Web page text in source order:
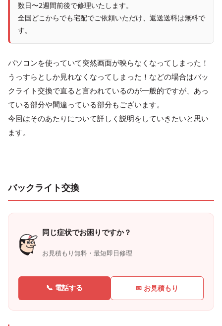
数日〜2週間前後で修理いたします。
全国どこからでも宅配でご依頼いただけ、返送送料は無料で
す。
パソコンを使っていて突然画面が映らなくなってしまった！
うっすらとしか見れなくなってしまった！などの場合はバッ
クライト交換で直ると言われているのが一般的ですが、あっ
ている部分や間違っている部分もございます。
今回はそのあたりについて詳しく説明をしていきたいと思い
ます。
バックライト交換
同じ症状でお困りですか？
お見積もり無料・最短即日修理
📞 電話する ✉ お見積もり